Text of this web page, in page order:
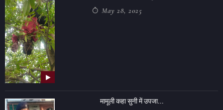
May 28, 2025
मामूली कहा सुनी में उपजा...